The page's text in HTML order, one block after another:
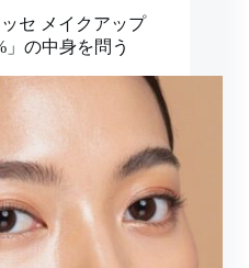
セ メイクアップ
」の中身を問う